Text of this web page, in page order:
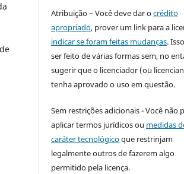
Atribuição – Você deve dar ocrédito
apropriado, prover um link para a
indicar se foram feitas mudanças.
ser feito de várias formas sem, no
sugerir que o licenciador (ou
tenha aprovado o uso em questão.
Sem restrições adicionais - Você não
aplicar termos jurídicos ou medidas
caráter tecnológicoque restrinjam
legalmente outros de fazerem algo
permitido pela licença.